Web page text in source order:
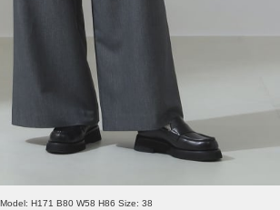
Model: H171 B80 W58 H86 Size: 38